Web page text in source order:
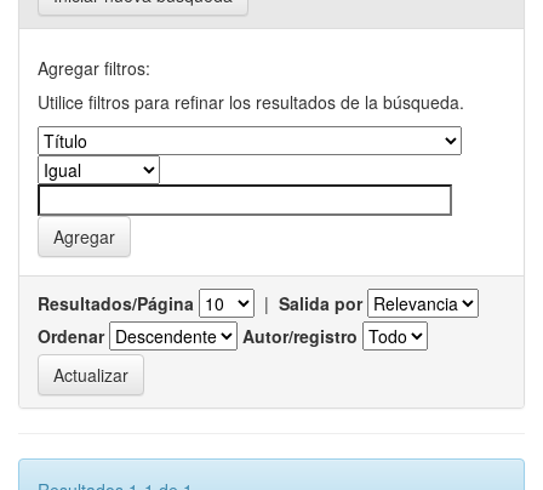
Agregar filtros:
Utilice filtros para refinar los resultados de la búsqueda.
Resultados/Página | Salida por
Ordenar
Autor/registro